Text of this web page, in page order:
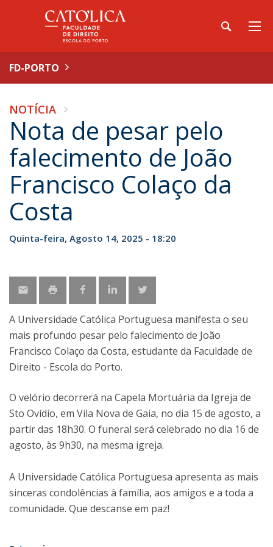
FD-PORTO
NOTÍCIA
Nota de pesar pelo
falecimento de João
Francisco Colaço da
Costa
Quinta-feira, Agosto 14, 2025 - 18:20
A Universidade Católica Portuguesa manifesta o seu
mais profundo pesar pelo falecimento de João
Francisco Colaço da Costa, estudante da Faculdade de
Direito - Escola do Porto.
O velório decorrerá na Capela Mortuária da Igreja de
Sto Ovídio, em Vila Nova de Gaia, no dia 15 de agosto, a
partir das 18h30. O funeral será celebrado no dia 16 de
agosto, às 9h30, na mesma igreja.
A Universidade Católica Portuguesa apresenta as mais
sinceras condolências à família, aos amigos e a toda a
comunidade. Que descanse em paz!